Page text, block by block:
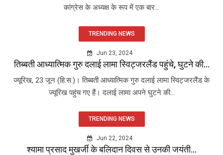
कांग्रेस के अध्यक्ष के रूप में एक बार...
TRENDING NEWS
Jun 23, 2024
तिब्बती आध्यात्मिक गुरु दलाई लामा स्विट्जरलैंड पहुंचे, घुटने की...
ज्यूरिख, 23 जून (हि.स.)। तिब्बती आध्यात्मिक गुरु दलाई लामा स्विट्जरलैंड के
ज्यूरिख पहुंच गए हैं। दलाई लामा अपने घुटने की...
TRENDING NEWS
Jun 22, 2024
श्यामा प्रसाद मुखर्जी के बलिदान दिवस से उनकी जयंती...